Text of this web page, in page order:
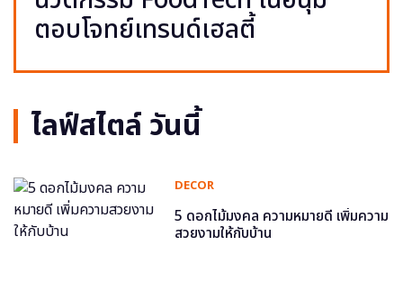
ตอบโจทย์เทรนด์เฮลตี้
ไลฟ์สไตล์ วันนี้
DECOR
5 ดอกไม้มงคล ความหมายดี เพิ่มความ
สวยงามให้กับบ้าน